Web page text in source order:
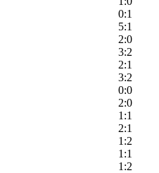
0:1
5:1
2:0
3:2
2:1
3:2
0:0
2:0
1:1
2:1
1:2
1:1
1:2